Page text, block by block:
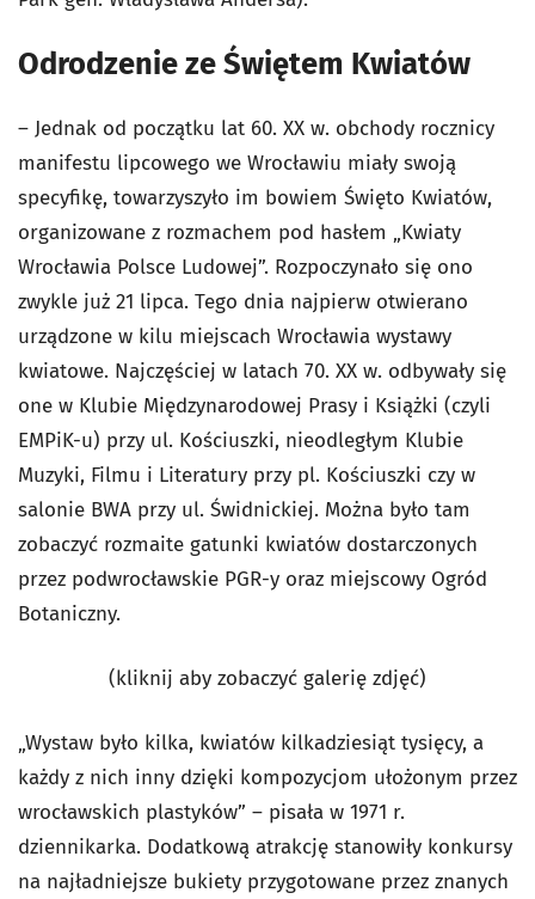
Odrodzenie ze Świętem Kwiatów
– Jednak od początku lat 60. XX w. obchody rocznicy
manifestu lipcowego we Wrocławiu miały swoją
specyfikę, towarzyszyło im bowiem Święto Kwiatów,
organizowane z rozmachem pod hasłem „Kwiaty
Wrocławia Polsce Ludowej”. Rozpoczynało się ono
zwykle już 21 lipca. Tego dnia najpierw otwierano
urządzone w kilu miejscach Wrocławia wystawy
kwiatowe. Najczęściej w latach 70. XX w. odbywały się
one w Klubie Międzynarodowej Prasy i Książki (czyli
EMPiK-u) przy ul. Kościuszki, nieodległym Klubie
Muzyki, Filmu i Literatury przy pl. Kościuszki czy w
salonie BWA przy ul. Świdnickiej. Można było tam
zobaczyć rozmaite gatunki kwiatów dostarczonych
przez podwrocławskie PGR-y oraz miejscowy Ogród
Botaniczny.
(kliknij aby zobaczyć galerię zdjęć)
„Wystaw było kilka, kwiatów kilkadziesiąt tysięcy, a
każdy z nich inny dzięki kompozycjom ułożonym przez
wrocławskich plastyków” – pisała w 1971 r.
dziennikarka. Dodatkową atrakcję stanowiły konkursy
na najładniejsze bukiety przygotowane przez znanych